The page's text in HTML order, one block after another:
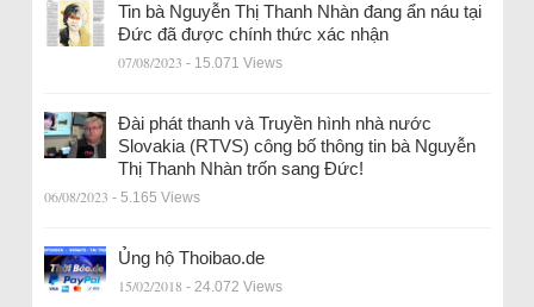
Tin bà Nguyễn Thị Thanh Nhàn đang ẩn náu tại
Đức đã được chính thức xác nhận
07/08/2023 - 15.071 Views
Đài phát thanh và Truyền hình nhà nước
Slovakia (RTVS) công bố thông tin bà Nguyễn
Thị Thanh Nhàn trốn sang Đức!
06/08/2023 - 5.165 Views
Ủng hộ Thoibao.de
15/02/2018 - 24.072 Views